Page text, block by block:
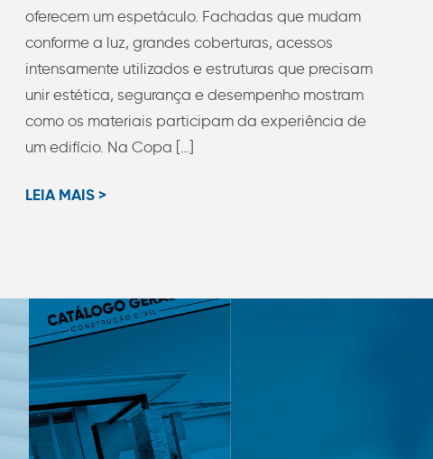
oferecem um espetáculo. Fachadas que mudam
conforme a luz, grandes coberturas, acessos
intensamente utilizados e estruturas que precisam
unir estética, segurança e desempenho mostram
como os materiais participam da experiência de
um edifício. Na Copa […]
LEIA MAIS >